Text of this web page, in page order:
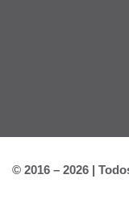
© 2016 – 2026 |